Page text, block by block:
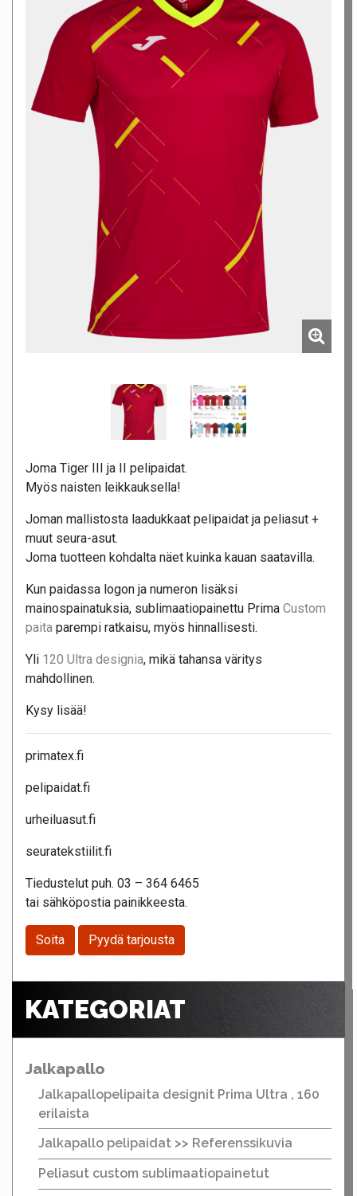
Joma Tiger III ja II pelipaidat.
Myös naisten leikkauksella!
Joman mallistosta laadukkaat pelipaidat ja peliasut +
muut seura-asut.
Joma tuotteen kohdalta näet kuinka kauan saatavilla.
Kun paidassa logon ja numeron lisäksi
mainospainatuksia, sublimaatiopainettu Prima Custom
paita parempi ratkaisu, myös hinnallisesti.
Yli 120 Ultra designia, mikä tahansa väritys
mahdollinen.
Kysy lisää!
primatex.fi
pelipaidat.fi
urheiluasut.fi
seuratekstiilit.fi
Tiedustelut puh. 03 – 364 6465
tai sähköpostia painikkeesta.
Soita Pyydä tarjousta
KATEGORIAT
Jalkapallo
Jalkapallopelipaita designit Prima Ultra , 160
erilaista
Jalkapallo pelipaidat >> Referenssikuvia
Peliasut custom sublimaatiopainetut